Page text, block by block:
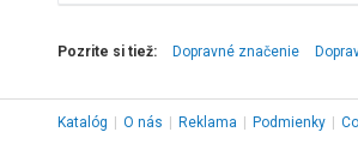
Pozrite si tiež: Dopravné značenie
Katalóg O nás Reklama Podmienky